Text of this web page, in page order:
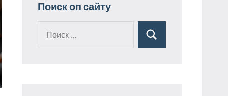
Поиск оп сайту
Поиск